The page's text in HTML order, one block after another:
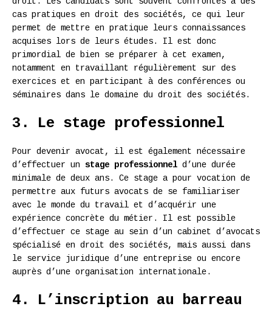
cas pratiques en droit des sociétés, ce qui leur
permet de mettre en pratique leurs connaissances
acquises lors de leurs études. Il est donc
primordial de bien se préparer à cet examen,
notamment en travaillant régulièrement sur des
exercices et en participant à des conférences ou
séminaires dans le domaine du droit des sociétés.
3. Le stage professionnel
Pour devenir avocat, il est également nécessaire
d’effectuer un stage professionnel d’une durée
minimale de deux ans. Ce stage a pour vocation de
permettre aux futurs avocats de se familiariser
avec le monde du travail et d’acquérir une
expérience concrète du métier. Il est possible
d’effectuer ce stage au sein d’un cabinet d’avocats
spécialisé en droit des sociétés, mais aussi dans
le service juridique d’une entreprise ou encore
auprès d’une organisation internationale.
4. L’inscription au barreau